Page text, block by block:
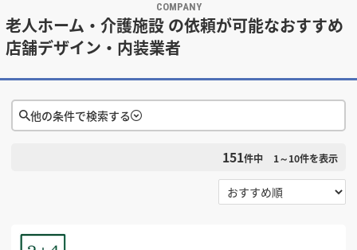
デザイン設計・施工 業者を探す
店舗・商業施設の 施工事例を探す
マッチング案件一覧
掲載希望のデザイン
COMPANY
老人ホーム・介護施設 の依頼が可能なおすすめ
店舗デザイン・内装業者
他の条件で検索する
151件中 1～10件を表示